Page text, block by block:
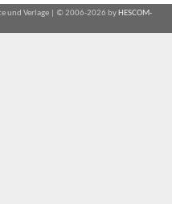
und Verlage | © 2006-2026 by HESCOM-